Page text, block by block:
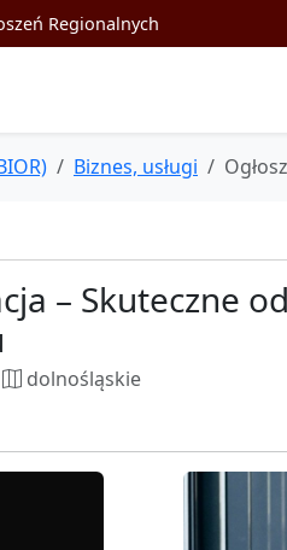
Regionalnych
Biznes, usługi
– Skuteczne
dolnośląskie